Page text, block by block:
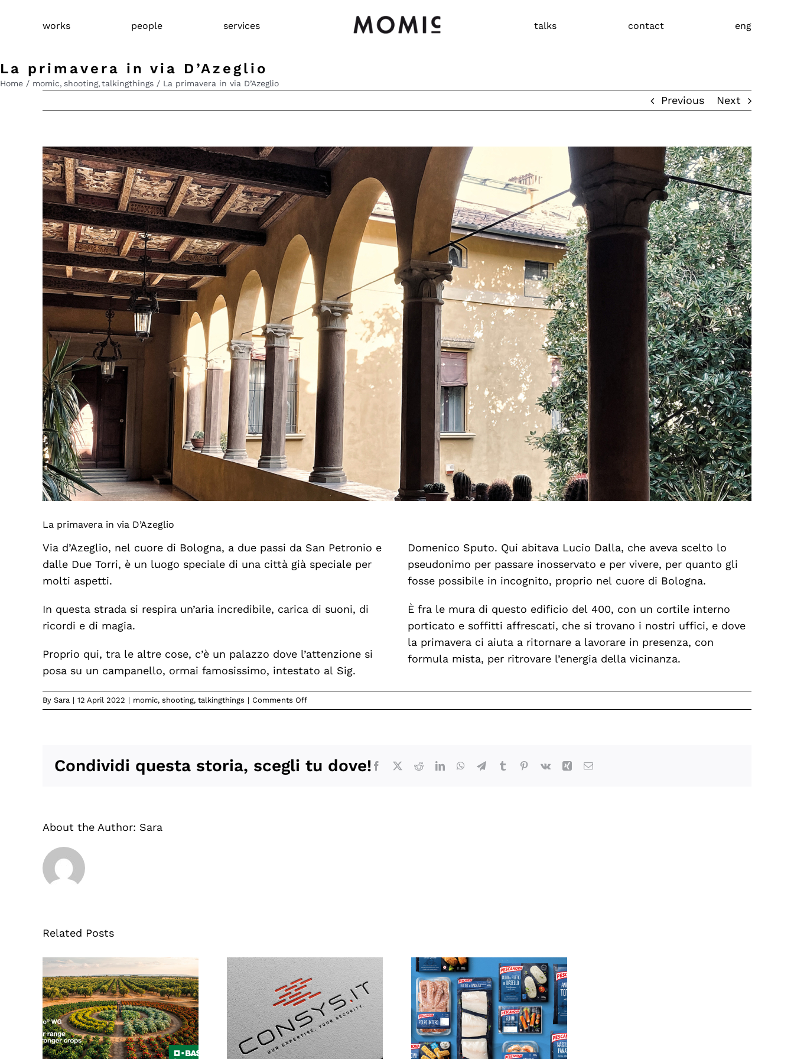
works people services talks contact eng
La primavera in via D’Azeglio
Home momic shooting talkingthings La primavera in via D’Azeglio
Previous Next
View
Larger
Image
La primavera in via D’Azeglio
Via d’Azeglio, nel cuore di Bologna, a due passi da San Petronio e
dalle Due Torri, è un luogo speciale di una città già speciale per
molti aspetti.
In questa strada si respira un’aria incredibile, carica di suoni, di
ricordi e di magia.
Proprio qui, tra le altre cose, c’è un palazzo dove l’attenzione si
posa su un campanello, ormai famosissimo, intestato al Sig.
Domenico Sputo. Qui abitava Lucio Dalla, che aveva scelto lo
pseudonimo per passare inosservato e per vivere, per quanto gli
fosse possibile in incognito, proprio nel cuore di Bologna.
È fra le mura di questo edificio del 400, con un cortile interno
porticato e soffitti affrescati, che si trovano i nostri uffici, e dove
la primavera ci aiuta a ritornare a lavorare in presenza, con
formula mista, per ritrovare l’energia della vicinanza.
By Sara | 12 April 2022 | momic, shooting, talkingthings | Comments Offon
La
D’Azeglio
Condividi questa storia, scegli tu dove! Facebook RedditLinkedInWhatsApp
TelegramTumblr Pinterest
Vk Xing Email
About the Author: Sara
Related Posts